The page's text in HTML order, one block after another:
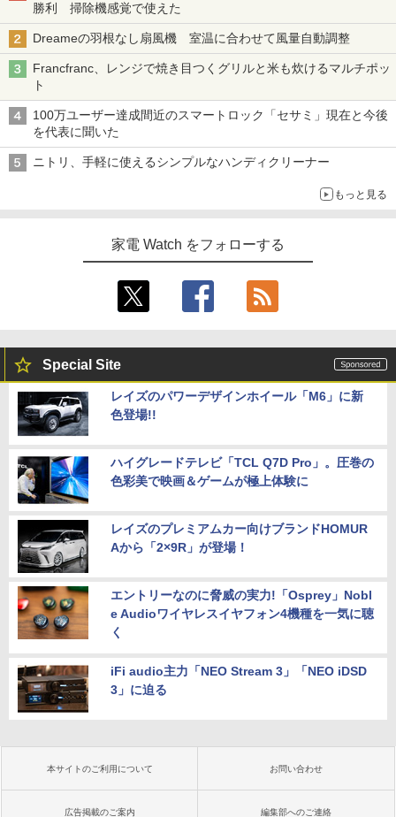
勝利 掃除機感覚で使えた
Dreameの羽根なし扇風機 室温に合わせて風量自動調整
Francfranc、レンジで焼き目つくグリルと米も炊けるマルチポッ
ト
100万ユーザー達成間近のスマートロック「セサミ」現在と今後
を代表に聞いた
ニトリ、手軽に使えるシンプルなハンディクリーナー
もっと見る
家電 Watch をフォローする
Special Site
レイズのパワーデザインホイール「M6」に新
色登場!!
ハイグレードテレビ「TCL Q7D Pro」。圧巻の
色彩美で映画＆ゲームが極上体験に
レイズのプレミアムカー向けブランドHOMUR
Aから「2×9R」が登場！
エントリーなのに脅威の実力!「Osprey」Nobl
e Audioワイヤレスイヤフォン4機種を一気に聴
く
iFi audio主力「NEO Stream 3」「NEO iDSD
3」に迫る
本サイトのご利用について お問い合わせ
広告掲載のご案内 編集部へのご連絡